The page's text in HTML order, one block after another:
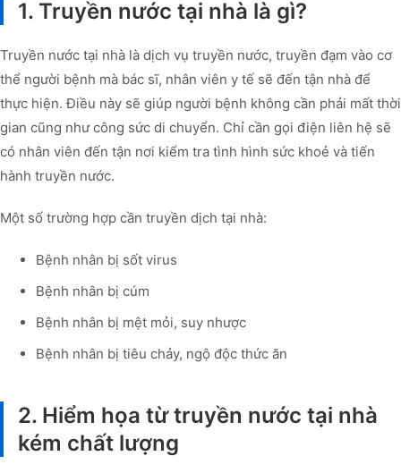
1. Truyền nước tại nhà là gì?
Truyền nước tại nhà là dịch vụ truyền nước, truyền đạm vào cơ
thể người bệnh mà bác sĩ, nhân viên y tế sẽ đến tận nhà để
thực hiện. Điều này sẽ giúp người bệnh không cần phải mất thời
gian cũng như công sức di chuyển. Chỉ cần gọi điện liên hệ sẽ
có nhân viên đến tận nơi kiểm tra tình hình sức khoẻ và tiến
hành truyền nước.
Một số trường hợp cần truyền dịch tại nhà:
Bệnh nhân bị sốt virus
Bệnh nhân bị cúm
Bệnh nhân bị mệt mỏi, suy nhược
Bệnh nhân bị tiêu chảy, ngộ độc thức ăn
2. Hiểm họa từ truyền nước tại nhà
kém chất lượng